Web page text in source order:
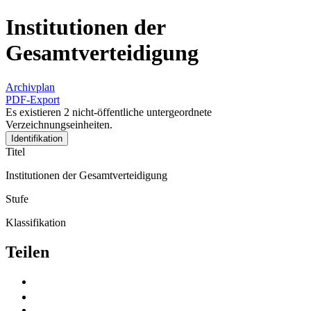
Institutionen der
Gesamtverteidigung
Archivplan
PDF-Export
Es existieren 2 nicht-öffentliche untergeordnete
Verzeichnungseinheiten.
Identifikation
Titel
Institutionen der Gesamtverteidigung
Stufe
Klassifikation
Teilen